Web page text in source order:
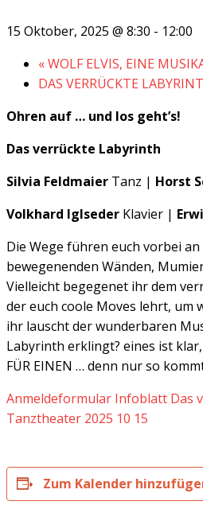
15 Oktober, 2025 @ 8:30 - 12:00
«WOLF ELVIS, EINE
DAS VERRÜCKTE
Ohren auf … und los geht’s!
Das verrückte Labyrinth
Silvia Feldmaier Tanz | Horst
Volkhard Iglseder Klavier |
Die Wege führen euch vorbei an
bewegenenden Wänden,
Vielleicht begegenet ihr dem
der euch coole Moves lehrt, um
ihr lauscht der wunderbaren
Labyrinth erklingt? eines ist klar,
FÜR EINEN … denn nur so
Anmeldeformular Infoblatt Das
Tanztheater 2025 10 15
Zum Kalender